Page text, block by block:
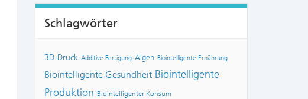
Schlagwörter
3D-Druck Additive Fertigung Algen Biointelligente Ernährung
Biointelligente Gesundheit Biointelligente
Produktion Biointelligenter Konsum